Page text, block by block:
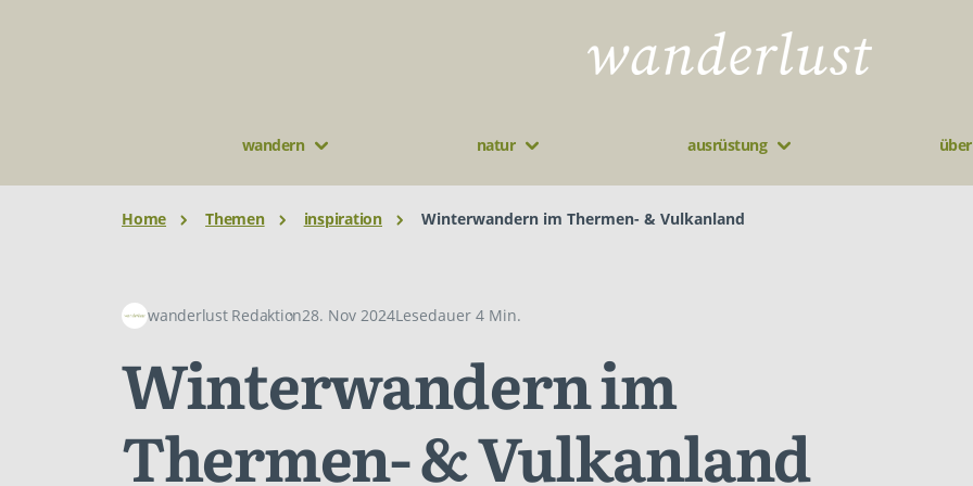
wandern natur ausrüstung
Home Themen inspiration Winterwandern im Thermen- & Vulkanland
wanderlust Redaktion28. Nov 2024Lesedauer 4 Min.
Winterwandern im
Thermen- & Vulkanland